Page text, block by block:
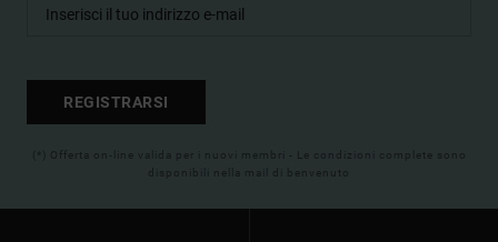
REGISTRARSI
(*) Offerta on-line valida per i nuovi membri - Le condizioni complete sono
disponibili nella mail di benvenuto